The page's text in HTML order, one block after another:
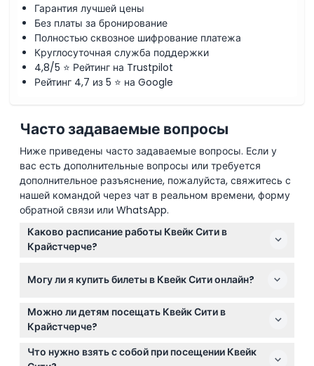
Гарантия лучшей цены
Без платы за бронирование
Полностью сквозное шифрование платежа
Круглосуточная служба поддержки
4,8/5 ⭐ Рейтинг на Trustpilot
Рейтинг 4,7 из 5 ⭐ на Google
Часто задаваемые вопросы
Ниже приведены часто задаваемые вопросы. Если у
вас есть дополнительные вопросы или требуется
дополнительное разъяснение, пожалуйста, свяжитесь с
нашей командой через чат в реальном времени, форму
обратной связи или WhatsApp.
Каково расписание работы Квейк Сити в
Крайстчерче?
кроме дня Рождества (возможны изменения —
Могу ли я купить билеты в Квейк Сити онлайн?
Да, вы можете легко забронировать билеты в Квейк
Сити онлайн прямо на этом сайте. Просто выберите
желаемую дату и завершите бронирование.
Можно ли детям посещать Квейк Сити в
Крайстчерче?
Дети до 15 лет могут входить в Квейк Сити
бесплатно в сопровождении взрослого, тогда как
Что нужно взять с собой при посещении Квейк